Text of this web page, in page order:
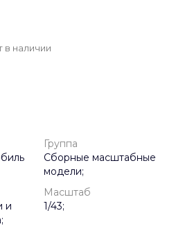
в наличии
Группа
Сборные масштабные
модели;
и
Масштаб
1/43;